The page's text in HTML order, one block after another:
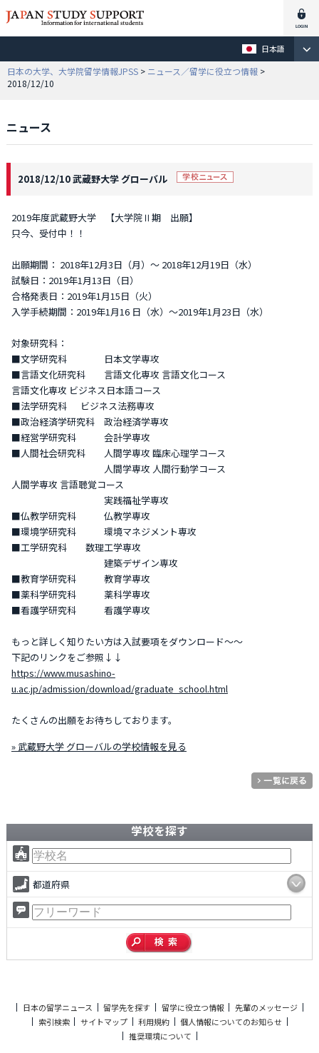
日本語
日本の大学、大学院留学情報JPSS > ニュース／留学に役立つ情報 >
2018/12/10
ニュース
2018/12/10 武蔵野大学 グローバル
2019年度武蔵野大学 【大学院Ⅱ期 出願】
只今、受付中！！
出願期間： 2018年12月3日（月）～ 2018年12月19日（水）
試験日：2019年1月13日（日）
合格発表日：2019年1月15日（火）
入学手続期間：2019年1月16 日（水）〜2019年1月23日（水）
対象研究科：
■文学研究科 日本文学専攻
■言語文化研究科 言語文化専攻 言語文化コース
言語文化専攻 ビジネス日本語コース
■法学研究科 ビジネス法務専攻
■政治経済学研究科 政治経済学専攻
■経営学研究科 会計学専攻
■人間社会研究科 人間学専攻 臨床心理学コース
人間学専攻 人間行動学コース
人間学専攻 言語聴覚コース
実践福祉学専攻
■仏教学研究科 仏教学専攻
■環境学研究科 環境マネジメント専攻
■工学研究科 数理工学専攻
建築デザイン専攻
■教育学研究科 教育学専攻
■薬科学研究科 薬科学専攻
■看護学研究科 看護学専攻
もっと詳しく知りたい方は入試要項をダウンロード～～
下記のリンクをご参照↓↓
https://www.musashino-
u.ac.jp/admission/download/graduate_school.html
たくさんの出願をお待ちしております。
» 武蔵野大学 グローバルの学校情報を見る
学校を探す
都道府県
日本の留学ニュース 留学先を探す 留学に役立つ情報
先輩のメッセージ
索引検索
サイトマップ 利用規約
個人情報についてのお知らせ
推奨環境について